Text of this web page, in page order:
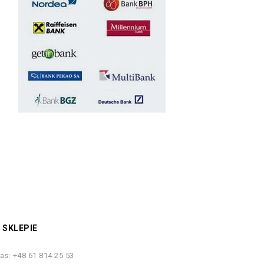
SKLEPIE
+48 61 814 25 53